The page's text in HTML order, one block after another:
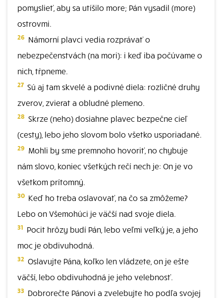
pomyslieť, aby sa utíšilo more; Pán vysadil (more)
ostrovmi.
26 Námorní plavci vedia rozprávať o
nebezpečenstvách (na mori): i keď iba počúvame o
nich, tŕpneme.
27 Sú aj tam skvelé a podivné diela: rozličné druhy
zverov, zvierat a obludné plemeno.
28 Skrze (neho) dosiahne plavec bezpečne cieľ
(cesty), lebo jeho slovom bolo všetko usporiadané.
29 Mohli by sme premnoho hovoriť, no chybuje
nám slovo, koniec všetkých rečí nech je: On je vo
všetkom prítomný.
30 Keď ho treba oslavovať, na čo sa zmôžeme?
Lebo on Všemohúci je väčší nad svoje diela.
31 Pocit hrôzy budí Pán, lebo veľmi veľký je, a jeho
moc je obdivuhodná.
32 Oslavujte Pána, koľko len vládzete, on je ešte
väčší, lebo obdivuhodná je jeho velebnosť.
33 Dobrorečte Pánovi a zvelebujte ho podľa svojej